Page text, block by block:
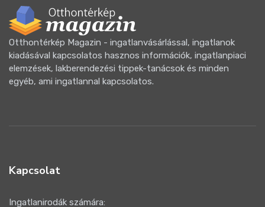
Otthontérkép Magazin - ingatlanvásárlással, ingatlanok
kiadásával kapcsolatos hasznos információk, ingatlanpiaci
elemzések, lakberendezési tippek-tanácsok és minden
egyéb, ami ingatlannal kapcsolatos.
Kapcsolat
Ingatlanirodák számára: